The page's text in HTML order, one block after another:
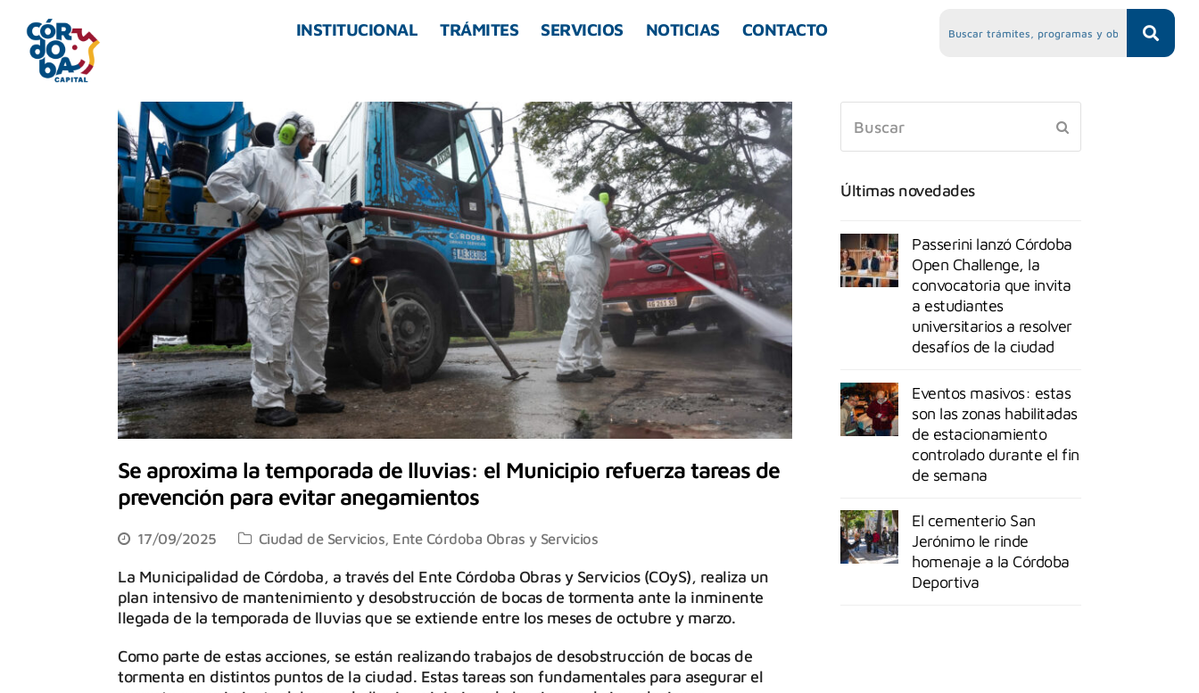
INSTITUCIONAL TRÁMITES SERVICIOS NOTICIAS CONTACTO
Se aproxima la temporada de lluvias: el Municipio refuerza tareas de
prevención para evitar anegamientos
17/09/2025 Ciudad de Servicios, Ente Córdoba Obras y Servicios
La Municipalidad de Córdoba, a través del Ente Córdoba Obras y Servicios (COyS), realiza un
plan intensivo de mantenimiento y desobstrucción de bocas de tormenta ante la inminente
llegada de la temporada de lluvias que se extiende entre los meses de octubre y marzo.
Como parte de estas acciones, se están realizando trabajos de desobstrucción de bocas de
tormenta en distintos puntos de la ciudad. Estas tareas son fundamentales para asegurar el
Últimas novedades
Passerini lanzó Córdoba
Open Challenge, la
convocatoria que invita
a estudiantes
universitarios a resolver
desafíos de la ciudad
Eventos masivos: estas
son las zonas habilitadas
de estacionamiento
controlado durante el fin
de semana
El cementerio San
Jerónimo le rinde
homenaje a la Córdoba
Deportiva